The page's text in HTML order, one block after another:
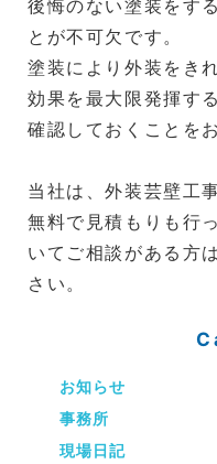
後悔のない塗装をす
とが不可欠です。
塗装により外装をき
効果を最大限発揮す
確認しておくことを
当社は、外装芸壁工
無料で見積もりも行
いてご相談がある方
さい。
お知らせ
事務所
現場日記